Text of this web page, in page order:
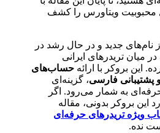
محبوبیت ویتاورس را کشف
نام‌های جدید و در حال رشد در
میان تریدرهای ایرانی
این بروکر با ارائه حساب‌های
پشتیبانی فارسی، گزینه‌ای
به شمار می‌رود. اگر
این بروکر بدونی، مقاله
ویژه تریدرهای حرفه‌ای
نده.